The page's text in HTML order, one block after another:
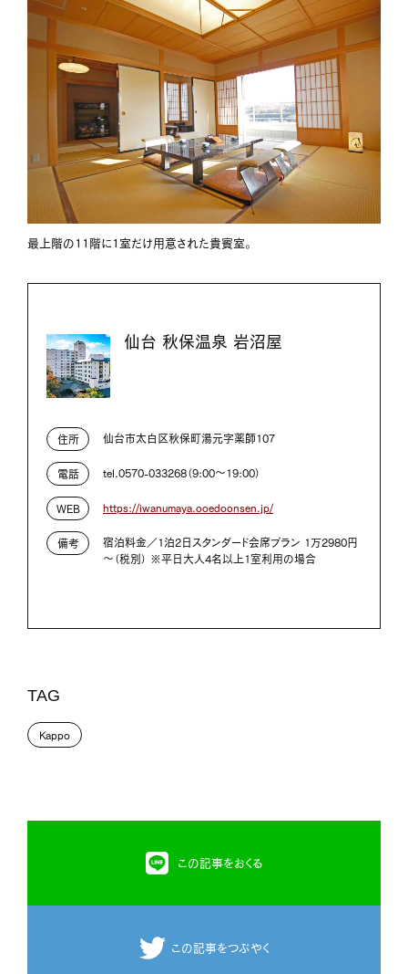
最上階の11階に1室だけ用意された貴賓室。
仙台 秋保温泉 岩沼屋
住所 仙台市太白区秋保町湯元字薬師107
電話 tel.0570-033268（9:00～19:00）
WEB https://iwanumaya.ooedoonsen.jp/
備考
宿泊料金／1泊2日スタンダード会席プラン 1万2980円
～（税別） ※平日大人4名以上1室利用の場合
TAG
Kappo
この記事をおくる
この記事をつぶやく